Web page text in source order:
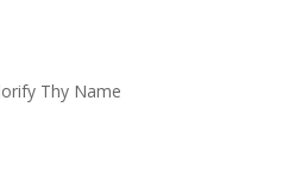
Thy Name